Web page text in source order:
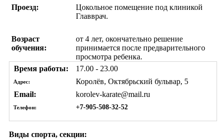
Проезд:
Цокольное помещение под клиникой
Главврач.
Возраст
обучения:
от 4 лет, окончательно решение
принимается после предварительного
просмотра ребенка.
Время работы:
17.00 - 23.00
Адрес:
Королёв, Октябрьский бульвар, 5
Email:
korolev-karate@mail.ru
Телефон: +7-905-508-32-52
Виды спорта, секции: